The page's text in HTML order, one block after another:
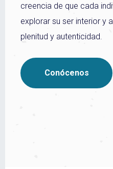
creencia de que cada
explorar su ser interior y
plenitud y autenticidad.
Conócenos